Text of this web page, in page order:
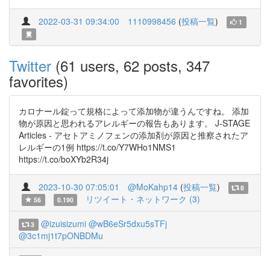
2022-03-31 09:34:00 1110998456 (投稿一覧) 1
Twitter (61 users, 62 posts, 347
favorites)
カロナール錠って規格によって添加物が違うんですね。 添加
物が原因と思われるアレルギーの報告もあります。 J-STAGE
Articles - アセトアミノフェンの添加剤が原因と推察されたア
レルギーの1例 https://t.co/Y7WHo1NMS1
https://t.co/boXYb2R34j
2023-10-30 07:05:01 @MoKahp14 (投稿一覧)
8
56
0.190 リツイート・ネットワーク (3)
3 @izuisizumi @wB6eSr5dxu5sTFj
@3c1mj1t7pONBDMu